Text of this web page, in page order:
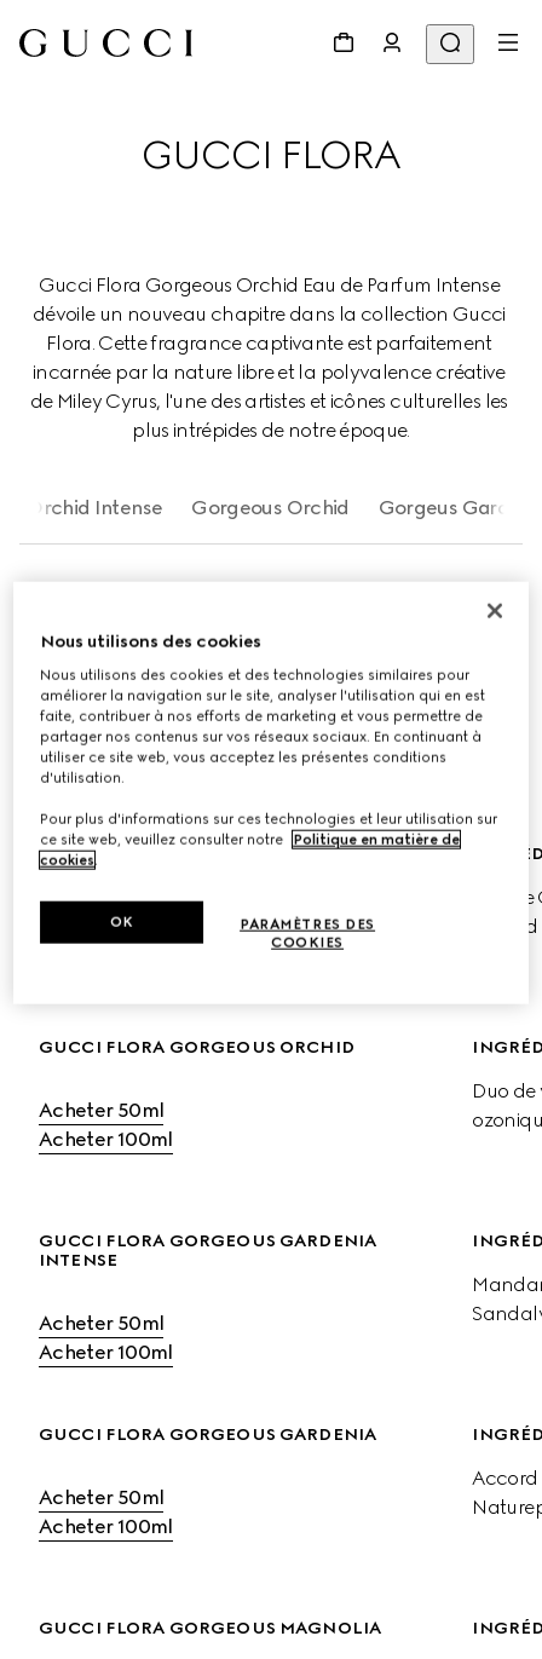
GUCCI FLORA
Gucci Flora Gorgeous Orchid Eau de Parfum Intense
dévoile un nouveau chapitre dans la collection Gucci
Flora. Cette fragrance captivante est parfaitement
incarnée par la nature libre et la polyvalence créative
de Miley Cyrus, l'une des artistes et icônes culturelles les
plus intrépides de notre époque.
Orchid Intense Gorgeous Orchid Gorgeus
NOUVEAU GUCCI FLORA GORGEOUS
ORCHID INTENSE
La nouvelle fragrance amplifie la radiance ambrée de
l'Orchidée Vanille, mêlant une douceur enveloppante à
une luminosité salée pour révéler une expression olfactive
de force et d'individualité.
GUCCI FLORA ORCHID EDP INTENSE
Acheter 50ml
Acheter 100ml
GUCCI FLORA GORGEOUS ORCHID
Acheter 50ml
Acheter 100ml
Duo
GUCCI FLORA GORGEOUS GARDENIA
INTENSE
Acheter 50ml
Acheter 100ml
GUCCI FLORA GORGEOUS GARDENIA
Acheter 50ml
Acheter 100ml
Accord
GUCCI FLORA GORGEOUS MAGNOLIA
Nous utilisons des cookies
Nous utilisons des cookies et des technologies similaires pour
améliorer la navigation sur le site, analyser l'utilisation qui en est
faite, contribuer à nos efforts de marketing et vous permettre de
partager nos contenus sur vos réseaux sociaux. En continuant à
utiliser ce site web, vous acceptez les présentes conditions
d'utilisation.
Pour plus d'informations sur ces technologies et leur utilisation sur
ce site web, veuillez consulter notre
Politique en matière de
cookies.
PARAMÈTRES DES
COOKIES
OK